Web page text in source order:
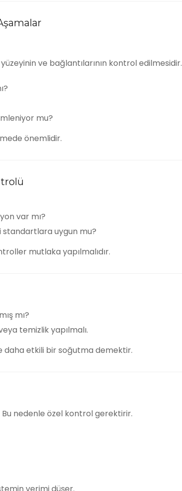
yüzeyinin ve bağlantılarının kontrol edilmesidir.
mu?
önemlidir.
var mı?
standartlara uygun mu?
mutlaka yapılmalıdır.
mı?
temizlik yapılmalı.
daha etkili bir soğutma demektir.
nedenle özel kontrol gerektirir.